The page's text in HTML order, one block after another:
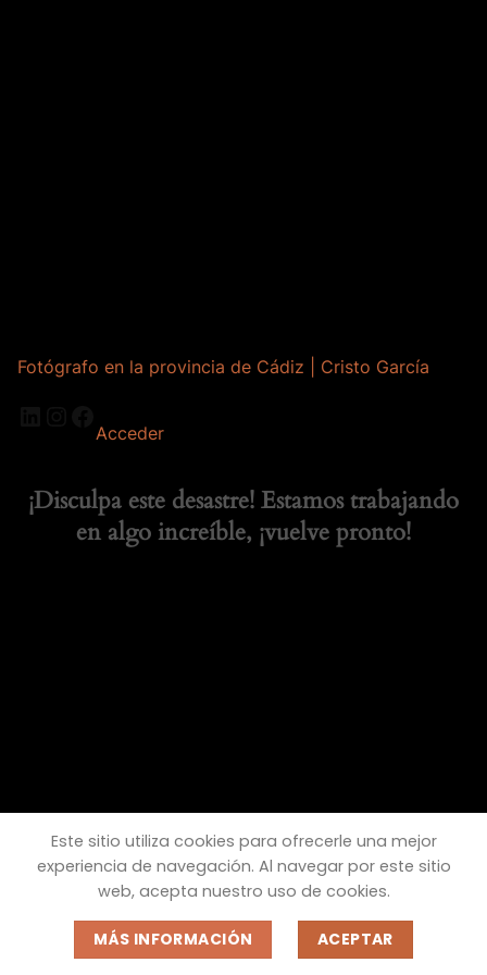
Fotógrafo en la provincia de Cádiz | Cristo García
Acceder
¡Disculpa este desastre! Estamos trabajando
en algo increíble, ¡vuelve pronto!
Este sitio utiliza cookies para ofrecerle una mejor
experiencia de navegación. Al navegar por este sitio
web, acepta nuestro uso de cookies.
MÁS INFORMACIÓN ACEPTAR